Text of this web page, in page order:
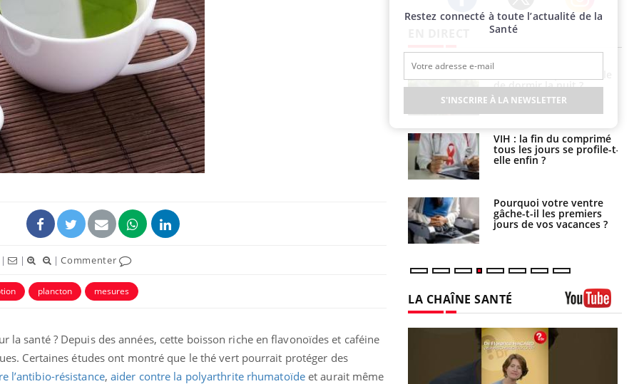
| |Commenter
plancton mesures
la santé ? Depuis des années, cette boisson riche en flavonoïdes et caféine
Certaines études ont montré que le thé vert pourrait protéger des
l’antibio-résistance,aider contre la polyarthrite rhumatoïdeet aurait même
Facebook Twitter Instagram
Comment oublier les
écrans en vacances ?
Toujours connectés :
comment le travail
empiète de plus en plus
sur nos soirées
stratégie simple aurait
changé la donne au Pays
basque
de dormir la nuit ?
VIH : la fin du comprimé
tous les jours se profile-t-
elle enfin ?
Pourquoi votre ventre
gâche-t-il les premiers
jours de vos vacances ?
LA CHAÎNE SANTÉ
Restez connecté à toute l’actualité de la
Santé
S'INSCRIRE À LA NEWSLETTER